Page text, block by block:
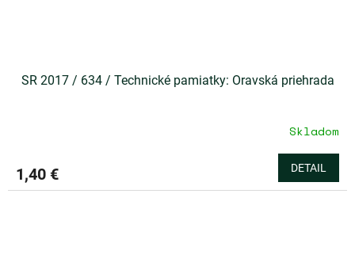
SR 2017 / 634 / Technické pamiatky: Oravská priehrada
Skladom
1,40 € DETAIL